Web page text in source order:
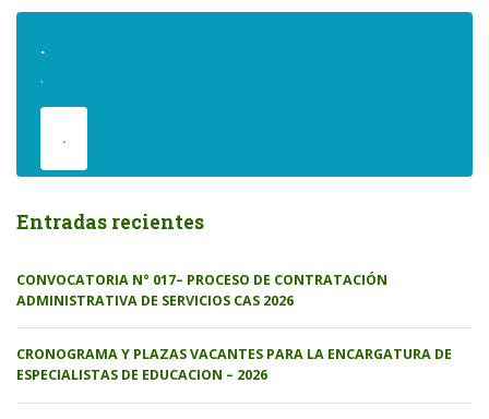
.
.
.
Entradas recientes
CONVOCATORIA N° 017– PROCESO DE CONTRATACIÓN
ADMINISTRATIVA DE SERVICIOS CAS 2026
CRONOGRAMA Y PLAZAS VACANTES PARA LA ENCARGATURA DE
ESPECIALISTAS DE EDUCACION – 2026